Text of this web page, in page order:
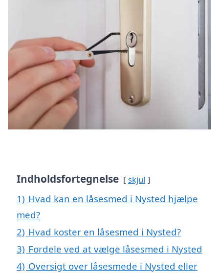
Indholdsfortegnelse skjul
1) Hvad kan en låsesmed i Nysted hjælpe
med?
2) Hvad koster en låsesmed i Nysted?
3) Fordele ved at vælge låsesmed i Nysted
4) Oversigt over låsesmede i Nysted eller